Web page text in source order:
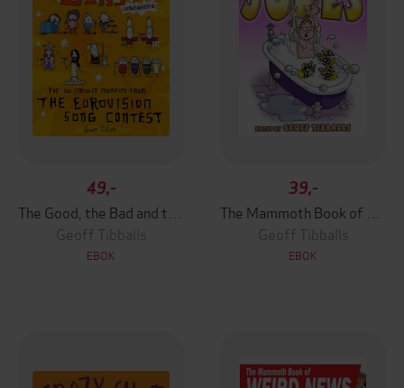
49,-
Geoff Tibballs
EBOK
39,-
Geoff Tibballs
EBOK